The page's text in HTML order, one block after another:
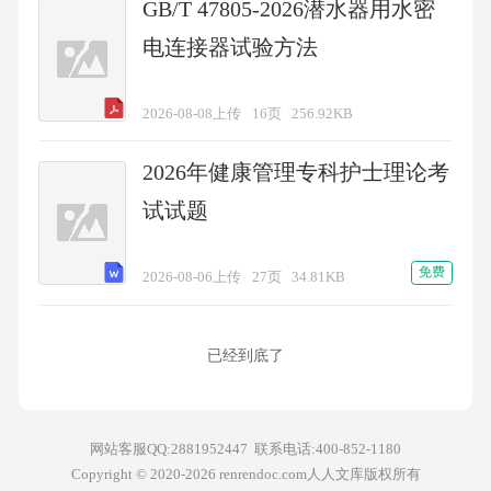
GB/T 47805-2026潜水器用水密
电连接器试验方法
2026-08-08上传 16页 256.92KB
2026年健康管理专科护士理论考
试试题
2026-08-06上传 27页 34.81KB 免费
已经到底了
网站客服QQ:2881952447 联系电话:400-852-1180
Copyright © 2020-2026 renrendoc.com人人文库版权所有